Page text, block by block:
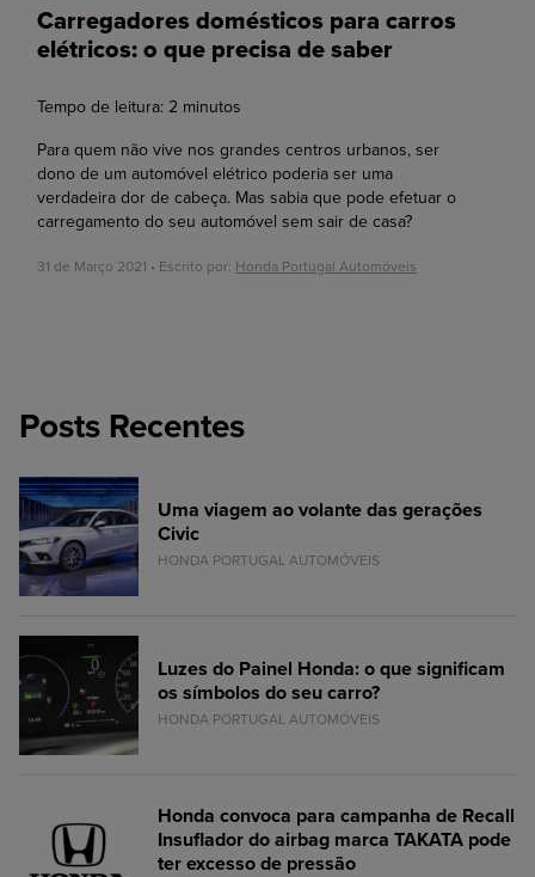
Carregadores domésticos para carros
elétricos: o que precisa de saber
Tempo de leitura: 2 minutos
Para quem não vive nos grandes centros urbanos, ser
dono de um automóvel elétrico poderia ser uma
verdadeira dor de cabeça. Mas sabia que pode efetuar o
carregamento do seu automóvel sem sair de casa?
31 de Março 2021 • Escrito por: Honda Portugal Automóveis
Posts Recentes
Uma viagem ao volante das gerações
Civic
HONDA PORTUGAL AUTOMÓVEIS
Luzes do Painel Honda: o que significam
os símbolos do seu carro?
HONDA PORTUGAL AUTOMÓVEIS
Honda convoca para campanha de Recall
Insuflador do airbag marca TAKATA pode
ter excesso de pressão